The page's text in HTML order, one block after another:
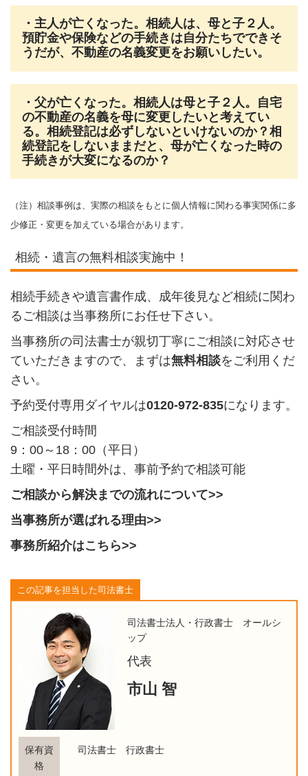
・主人が亡くなった。相続人は、母と子２人。
預貯金や保険などの手続きは自分たちでできそ
うだが、不動産の名義変更をお願いしたい。
・父が亡くなった。相続人は母と子２人。自宅
の不動産の名義を母に変更したいと考えてい
る。相続登記は必ずしないといけないのか？相
続登記をしないままだと、母が亡くなった時の
手続きが大変になるのか？
（注）相談事例は、実際の相談をもとに個人情報に関わる事実関係に多
少修正・変更を加えている場合があります。
相続・遺言の無料相談実施中！
相続手続きや遺言書作成、成年後見など相続に関わ
るご相談は当事務所にお任せ下さい。
当事務所の司法書士が親切丁寧にご相談に対応させ
ていただきますので、まずは無料相談をご利用くだ
さい。
予約受付専用ダイヤルは0120-972-835になります。
ご相談受付時間
9：00～18：00（平日）
土曜・平日時間外は、 事前予約で相談可能
ご相談から解決までの流れについて>>
当事務所が選ばれる理由>>
事務所紹介はこちら>>
この記事を担当した司法書士
司法書士法人・行政書士 オールシ
ップ
代表
市山 智
保有資
格
司法書士 行政書士